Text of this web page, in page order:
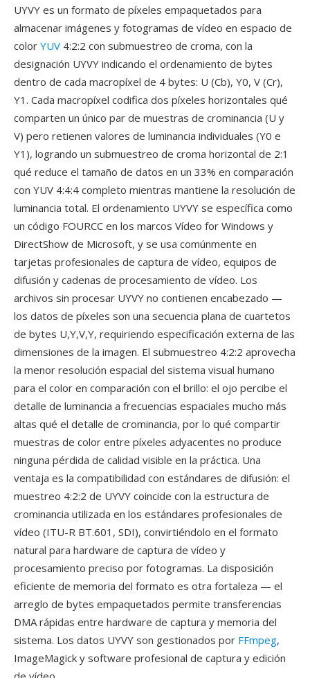
UYVY es un formato de píxeles empaquetados para
almacenar imágenes y fotogramas de vídeo en espacio de
color YUV 4:2:2 con submuestreo de croma, con la
designación UYVY indicando el ordenamiento de bytes
dentro de cada macropíxel de 4 bytes: U (Cb), Y0, V (Cr),
Y1. Cada macropíxel codifica dos píxeles horizontales qué
comparten un único par de muestras de crominancia (U y
V) pero retienen valores de luminancia individuales (Y0 e
Y1), logrando un submuestreo de croma horizontal de 2:1
qué reduce el tamaño de datos en un 33% en comparación
con YUV 4:4:4 completo mientras mantiene la resolución de
luminancia total. El ordenamiento UYVY se específica como
un código FOURCC en los marcos Vídeo for Windows y
DirectShow de Microsoft, y se usa comúnmente en
tarjetas profesionales de captura de vídeo, equipos de
difusión y cadenas de procesamiento de vídeo. Los
archivos sin procesar UYVY no contienen encabezado —
los datos de píxeles son una secuencia plana de cuartetos
de bytes U,Y,V,Y, requiriendo especificación externa de las
dimensiones de la imagen. El submuestreo 4:2:2 aprovecha
la menor resolución espacial del sistema visual humano
para el color en comparación con el brillo: el ojo percibe el
detalle de luminancia a frecuencias espaciales mucho más
altas qué el detalle de crominancia, por lo qué compartir
muestras de color entre píxeles adyacentes no produce
ninguna pérdida de calidad visible en la práctica. Una
ventaja es la compatibilidad con estándares de difusión: el
muestreo 4:2:2 de UYVY coincide con la estructura de
crominancia utilizada en los estándares profesionales de
vídeo (ITU-R BT.601, SDI), convirtiéndolo en el formato
natural para hardware de captura de vídeo y
procesamiento preciso por fotogramas. La disposición
eficiente de memoria del formato es otra fortaleza — el
arreglo de bytes empaquetados permite transferencias
DMA rápidas entre hardware de captura y memoria del
sistema. Los datos UYVY son gestionados por FFmpeg,
ImageMagick y software profesional de captura y edición